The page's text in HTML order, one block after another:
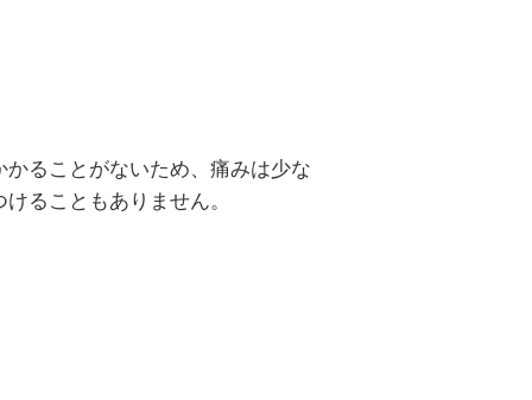
ることがないため、痛みは少な
ることもありません。